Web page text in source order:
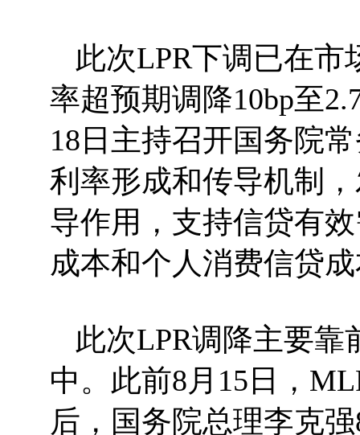
此次LPR下调已在
率超预期调降10bp至
18日主持召开国务院
利率形成和传导机制
导作用，支持信贷有
成本和个人消费信贷
此次LPR调降主要
中。此前8月15日，
后，国务院总理李克